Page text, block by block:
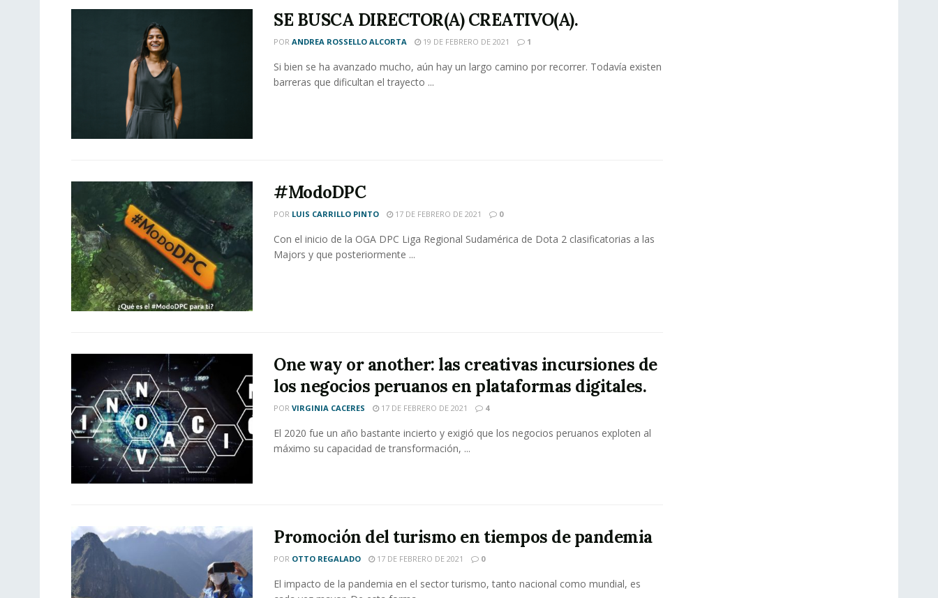
SE BUSCA DIRECTOR(A) CREATIVO(A).
POR ANDREA ROSSELLO ALCORTA 19 DE FEBRERO DE 2021 1
Si bien se ha avanzado mucho, aún hay un largo camino por recorrer. Todavía existen
barreras que dificultan el trayecto ...
#ModoDPC
POR LUIS CARRILLO PINTO 17 DE FEBRERO DE 2021 0
Con el inicio de la OGA DPC Liga Regional Sudamérica de Dota 2 clasificatorias a las
Majors y que posteriormente ...
One way or another: las creativas incursiones de
los negocios peruanos en plataformas digitales.
POR VIRGINIA CACERES 17 DE FEBRERO DE 2021 4
El 2020 fue un año bastante incierto y exigió que los negocios peruanos exploten al
máximo su capacidad de transformación, ...
Promoción del turismo en tiempos de pandemia
POR OTTO REGALADO 17 DE FEBRERO DE 2021 0
El impacto de la pandemia en el sector turismo, tanto nacional como mundial, es